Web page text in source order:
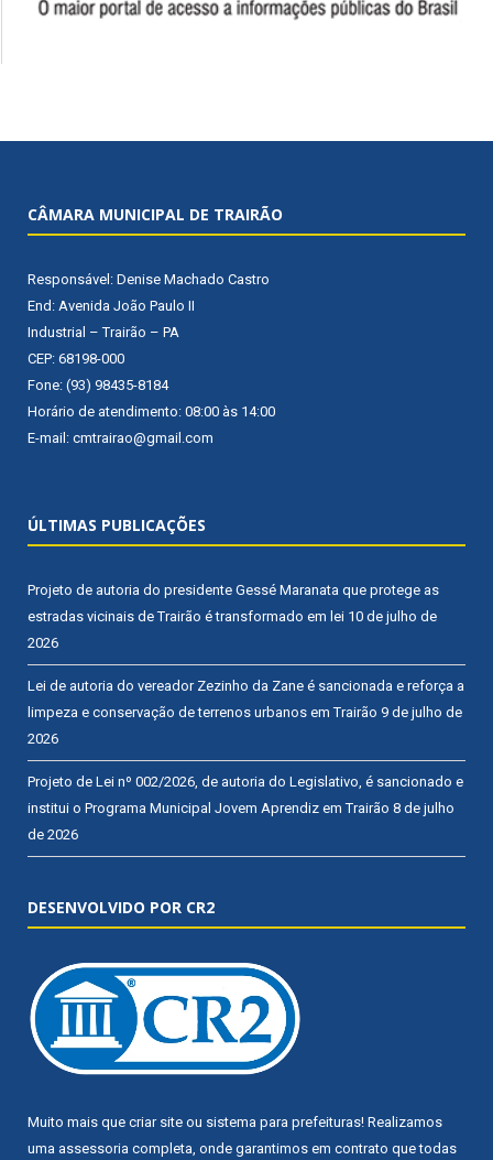
CÂMARA MUNICIPAL DE TRAIRÃO
Responsável: Denise Machado Castro
End: Avenida João Paulo II
Industrial – Trairão – PA
CEP: 68198-000
Fone: (93) 98435-8184
Horário de atendimento: 08:00 às 14:00
E-mail: cmtrairao@gmail.com
ÚLTIMAS PUBLICAÇÕES
Projeto de autoria do presidente Gessé Maranata que protege as
estradas vicinais de Trairão é transformado em lei 10 de julho de
2026
Lei de autoria do vereador Zezinho da Zane é sancionada e reforça a
limpeza e conservação de terrenos urbanos em Trairão 9 de julho de
2026
Projeto de Lei nº 002/2026, de autoria do Legislativo, é sancionado e
institui o Programa Municipal Jovem Aprendiz em Trairão 8 de julho
de 2026
DESENVOLVIDO POR CR2
Muito mais que criar site ou sistema para prefeituras! Realizamos
uma assessoria completa, onde garantimos em contrato que todas